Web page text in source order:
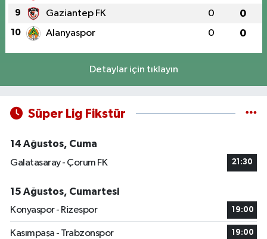
9 Gaziantep FK 0 0
10 Alanyaspor 0 0
Detaylar için tıklayın
Süper Lig Fikstür
14 Ağustos, Cuma
Galatasaray - Çorum FK
21:30
15 Ağustos, Cumartesi
Konyaspor - Rizespor
19:00
Kasımpaşa - Trabzonspor 19:00